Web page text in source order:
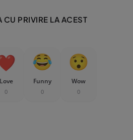
CU PRIVIRE LA ACEST
Love
0
Funny
0
Wow
0